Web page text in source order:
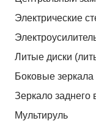
Электрические
Литые диски
Боковые
Зеркало
Мультируль